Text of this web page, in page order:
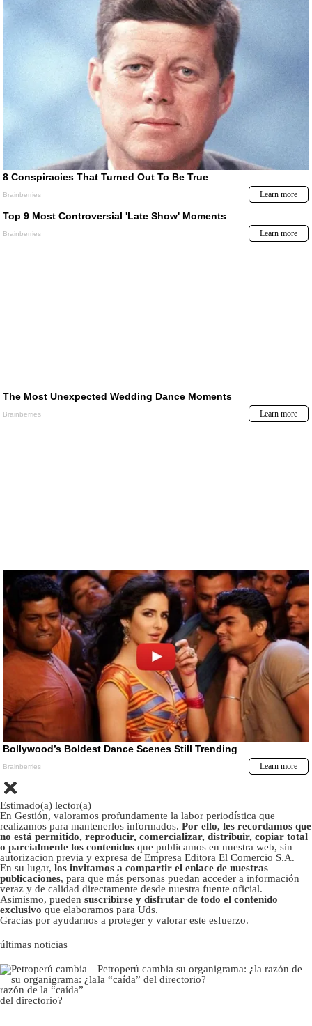
Estimado(a) lector(a)
En Gestión, valoramos profundamente la labor periodística que
realizamos para mantenerlos informados. Por ello, les recordamos que
no está permitido, reproducir, comercializar, distribuir, copiar total
o parcialmente los contenidos que publicamos en nuestra web, sin
autorizacion previa y expresa de Empresa Editora El Comercio S.A.
En su lugar, los invitamos a compartir el enlace de nuestras
publicaciones, para que más personas puedan acceder a información
veraz y de calidad directamente desde nuestra fuente oficial.
Asimismo, pueden suscribirse y disfrutar de todo el contenido
exclusivo que elaboramos para Uds.
Gracias por ayudarnos a proteger y valorar este esfuerzo.
últimas noticias
Petroperú cambia su organigrama: ¿la razón de
la “caída” del directorio?